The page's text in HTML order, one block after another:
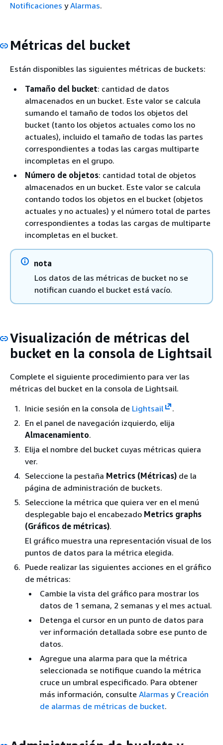
Notificaciones yAlarmas.
Métricas del bucket
Están disponibles las siguientes métricas de buckets:
Tamaño del bucket: cantidad de datos
almacenados en un bucket. Este valor se calcula
sumando el tamaño de todos los objetos del
bucket (tanto los objetos actuales como los no
actuales), incluido el tamaño de todas las partes
correspondientes a todas las cargas multiparte
incompletas en el grupo.
Número de objetos: cantidad total de objetos
almacenados en un bucket. Este valor se calcula
contando todos los objetos en el bucket (objetos
actuales y no actuales) y el número total de partes
correspondientes a todas las cargas de multiparte
incompletas en el bucket.
nota
Los datos de las métricas de bucket no se
notifican cuando el bucket está vacío.
Visualización de métricas del
bucket en la consola de Lightsail
Complete el siguiente procedimiento para ver las
métricas del bucket en la consola de Lightsail.
Inicie sesión en la consola de Lightsail
.
En el panel de navegación izquierdo, elija
Almacenamiento.
Elija el nombre del bucket cuyas métricas quiera
ver.
Seleccione la pestaña Metrics (Métricas) de la
página de administración de buckets.
Seleccione la métrica que quiera ver en el menú
desplegable bajo el encabezado Metrics graphs
(Gráficos de métricas).
El gráfico muestra una representación visual de los
puntos de datos para la métrica elegida.
Puede realizar las siguientes acciones en el gráfico
de métricas:
Cambie la vista del gráfico para mostrar los
datos de 1 semana, 2 semanas y el mes actual.
Detenga el cursor en un punto de datos para
ver información detallada sobre ese punto de
datos.
Agregue una alarma para que la métrica
seleccionada se notifique cuando la métrica
cruce un umbral especificado. Para obtener
más información, consulte Alarmas y Creación
de alarmas de métricas de bucket.